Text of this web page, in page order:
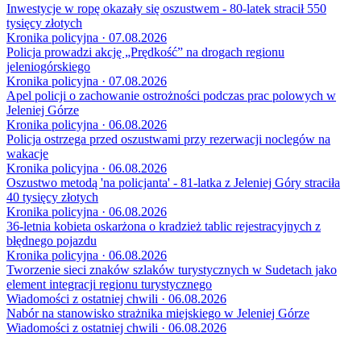
Inwestycje w ropę okazały się oszustwem - 80-latek stracił 550
tysięcy złotych
Kronika policyjna · 07.08.2026
Policja prowadzi akcję „Prędkość” na drogach regionu
jeleniogórskiego
Kronika policyjna · 07.08.2026
Apel policji o zachowanie ostrożności podczas prac polowych w
Jeleniej Górze
Kronika policyjna · 06.08.2026
Policja ostrzega przed oszustwami przy rezerwacji noclegów na
wakacje
Kronika policyjna · 06.08.2026
Oszustwo metodą 'na policjanta' - 81-latka z Jeleniej Góry straciła
40 tysięcy złotych
Kronika policyjna · 06.08.2026
36-letnia kobieta oskarżona o kradzież tablic rejestracyjnych z
błędnego pojazdu
Kronika policyjna · 06.08.2026
Tworzenie sieci znaków szlaków turystycznych w Sudetach jako
element integracji regionu turystycznego
Wiadomości z ostatniej chwili · 06.08.2026
Nabór na stanowisko strażnika miejskiego w Jeleniej Górze
Wiadomości z ostatniej chwili · 06.08.2026